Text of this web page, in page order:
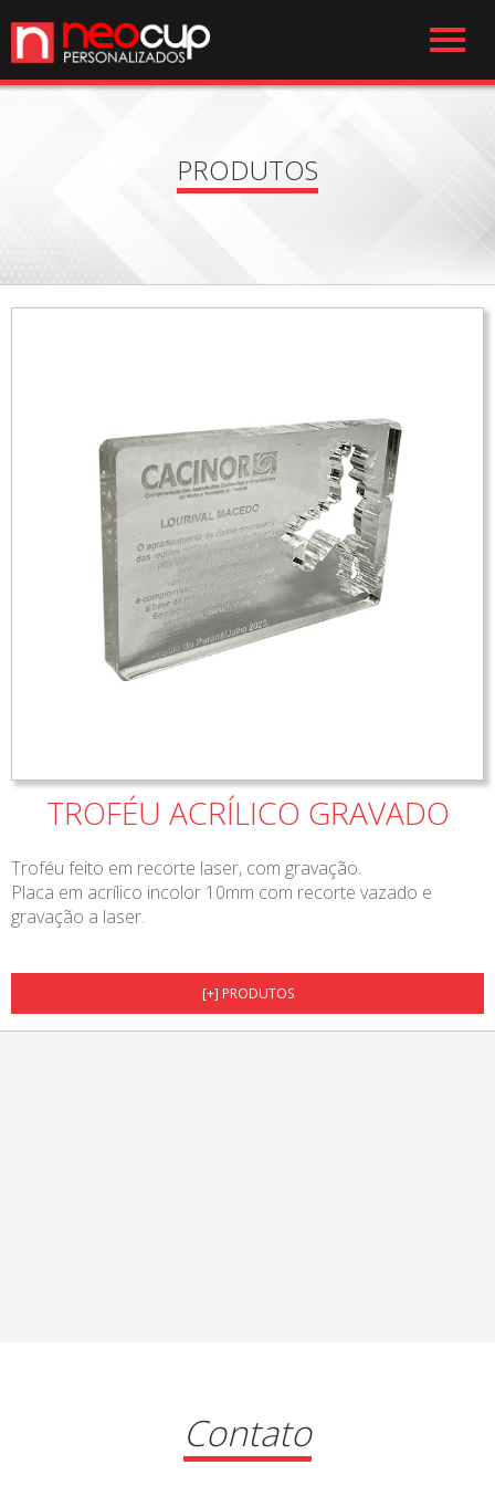
PRODUTOS
TROFÉU ACRÍLICO GRAVADO
Troféu feito em recorte laser, com gravação.
Placa em acrílico incolor 10mm com recorte vazado e
gravação a laser.
[+] PRODUTOS
Contato